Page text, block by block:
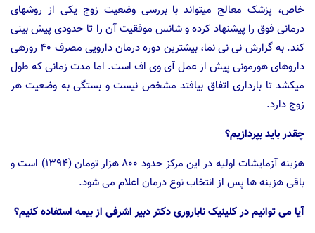
خاص، پزشک معالج می­تواند با بررسی وضعیت زوج یکی از روش­های
درمانی فوق را پیشنهاد کرده و شانس موفقیت آن را تا حدودی پیش­ بینی
کند. به گزارش نی نی نما، بیشترین دوره درمان دارویی مصرف ۴۰ روزه­ی
داروهای هورمونی پیش از عمل آی وی اف است. اما مدت زمانی که طول
می­کشد تا بارداری اتفاق بیافتد مشخص نیست و بستگی به وضعیت هر
زوج دارد.
چقدر باید بپردازیم؟
هزینه آزمایشات اولیه در این مرکز حدود ۸۰۰ هزار تومان (۱۳۹۴) است و
باقی هزینه ها پس از انتخاب نوع درمان اعلام می شود.
آیا می توانیم در کلینیک ناباروری دکتر دبیر اشرفی از بیمه استفاده کنیم؟